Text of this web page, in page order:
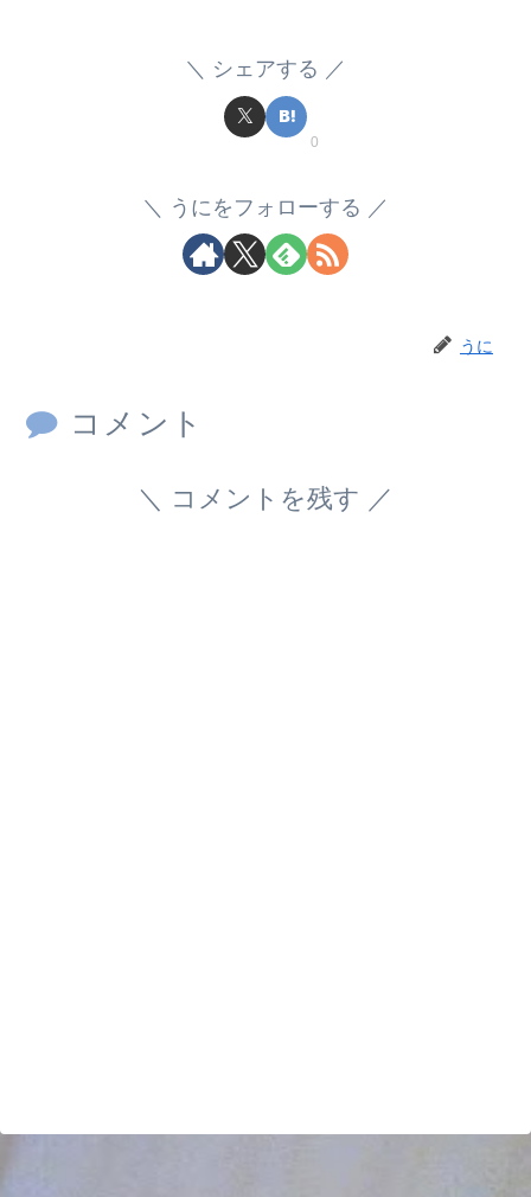
シェアする
0
うにをフォローする
うに
コメント
コメントを残す